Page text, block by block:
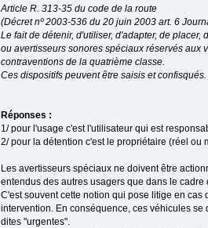
Article R. 313-35 du code de la route
(Décret nº 2003-536 du 20 juin 2003 art. 6
Le fait de détenir, d'utiliser, d'adapter, de
ou avertisseurs sonores spéciaux réservés aux
contraventions de la quatrième classe.
Ces dispositifs peuvent être saisis et confisqués.
Réponses :
1/ pour l'usage c'est l'utilisateur qui est
2/ pour la détention c'est le propriétaire (réel ou
Les avertisseurs spéciaux ne doivent être
entendus des autres usagers que dans le cadre
C'est souvent cette notion qui pose litige en
intervention. En conséquence, ces véhicules
dites "urgentes".